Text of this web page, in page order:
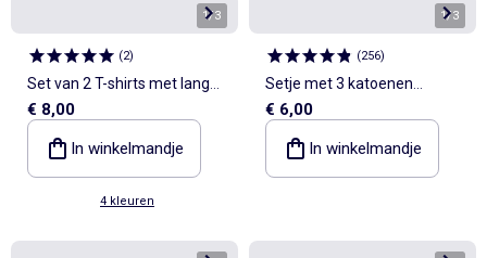
1/3
(2)
Set van 2 T-shirts met lange
mouwen
€ 8,00
In winkelmandje
4 kleuren
1/3
(256)
Setje met 3 katoenen
singlets
€ 6,00
In winkelmandje